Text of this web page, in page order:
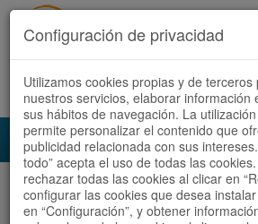
Acceder Registrate ahora
Audioruta Todas las rutas
Configuración de privacidad
Utilizamos cookies propias y de
nuestros servicios, elaborar información
sus hábitos de navegación. La
permite personalizar el contenido que
publicidad relacionada con sus
todo” acepta el uso de todas las
rechazar todas las cookies al clicar en
configurar las cookies que desea
en “Configuración”, y obtener